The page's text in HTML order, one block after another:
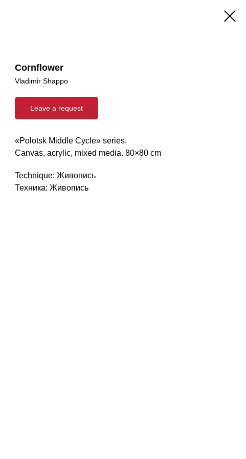
Cornflower
Vladimir Shappo
Leave a request
«Polotsk Middle Cycle» series.
Canvas, acrylic, mixed media. 80×80 cm
Technique: Живопись
Техника: Живопись